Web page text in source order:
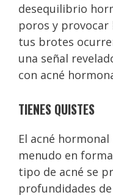
desequilibrio
poros y provocar
tus brotes
una señal
con acné
TIENES QUISTES
El acné
menudo en
tipo de acné se
profundidades